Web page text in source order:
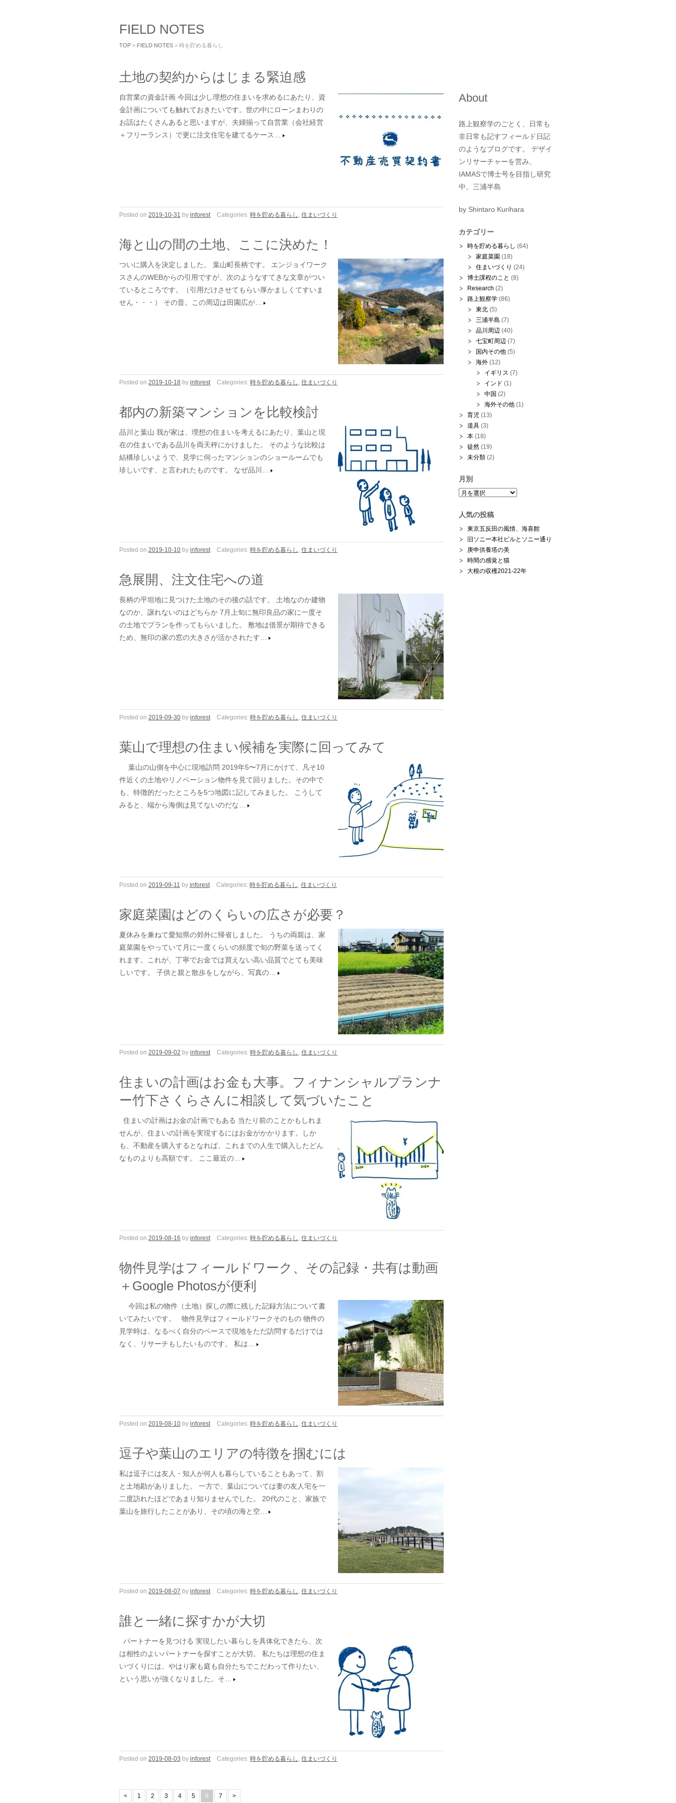
FIELD NOTES
TOP > FIELD NOTES > 時を貯める暮らし
土地の契約からはじまる緊迫感
自営業の資金計画 今回は少し理想の住まいを求めるにあたり、資
金計画についても触れておきたいです。世の中にローンまわりの
お話はたくさんあると思いますが、夫婦揃って自営業（会社経営
＋フリーランス）で更に注文住宅を建てるケース…
Posted on 2019-10-31 by inforest Categories: 時を貯める暮らし , 住まいづくり
海と山の間の土地、ここに決めた！
ついに購入を決定しました。 葉山町長柄です。 エンジョイワーク
スさんのWEBからの引用ですが、次のようなすてきな文章がつい
ているところです。（引用だけさせてもらい厚かましくてすいま
せん・・・） その昔。この周辺は田園広が…
Posted on 2019-10-18 by inforest Categories: 時を貯める暮らし , 住まいづくり
都内の新築マンションを比較検討
品川と葉山 我が家は、理想の住まいを考えるにあたり、葉山と現
在の住まいである品川を両天秤にかけました。 そのような比較は
結構珍しいようで、見学に伺ったマンションのショールームでも
珍しいです、と言われたものです。 なぜ品川…
Posted on 2019-10-10 by inforest Categories: 時を貯める暮らし , 住まいづくり
急展開、注文住宅への道
長柄の平坦地に見つけた土地のその後の話です。 土地なのか建物
なのか、譲れないのはどちらか 7月上旬に無印良品の家に一度そ
の土地でプランを作ってもらいました。 敷地は借景が期待できる
ため、無印の家の窓の大きさが活かされたす…
Posted on 2019-09-30 by inforest Categories: 時を貯める暮らし , 住まいづくり
葉山で理想の住まい候補を実際に回ってみて
葉山の山側を中心に現地訪問 2019年5〜7月にかけて、凡そ10
件近くの土地やリノベーション物件を見て回りました。その中で
も、特徴的だったところを5つ地図に記してみました。 こうして
みると、端から海側は見てないのだな…
Posted on 2019-09-11 by inforest Categories: 時を貯める暮らし , 住まいづくり
家庭菜園はどのくらいの広さが必要？
夏休みを兼ねて愛知県の郊外に帰省しました。 うちの両親は、家
庭菜園をやっていて月に一度くらいの頻度で旬の野菜を送ってく
れます。これが、丁寧でお金では買えない高い品質でとても美味
しいです。 子供と親と散歩をしながら、写真の…
Posted on 2019-09-02 by inforest Categories: 時を貯める暮らし , 住まいづくり
住まいの計画はお金も大事。フィナンシャルプランナ
ー竹下さくらさんに相談して気づいたこと
住まいの計画はお金の計画でもある 当たり前のことかもしれま
せんが、住まいの計画を実現するにはお金がかかります。しか
も、不動産を購入するとなれば、これまでの人生で購入したどん
なものよりも高額です。 ここ最近の…
Posted on 2019-08-16 by inforest Categories: 時を貯める暮らし , 住まいづくり
物件見学はフィールドワーク、その記録・共有は動画
＋Google Photosが便利
今回は私の物件（土地）探しの際に残した記録方法について書
いてみたいです。 物件見学はフィールドワークそのもの 物件の
見学時は、なるべく自分のペースで現地をただ訪問するだけでは
なく、リサーチもしたいものです。 私は…
Posted on 2019-08-10 by inforest Categories: 時を貯める暮らし , 住まいづくり
逗子や葉山のエリアの特徴を掴むには
私は逗子には友人・知人が何人も暮らしていることもあって、割
と土地勘がありました。 一方で、葉山については妻の友人宅を一
二度訪れたほどであまり知りませんでした。 20代のこと、家族で
葉山を旅行したことがあり、その頃の海と空…
Posted on 2019-08-07 by inforest Categories: 時を貯める暮らし , 住まいづくり
誰と一緒に探すかが大切
パートナーを見つける 実現したい暮らしを具体化できたら、次
は相性のよいパートナーを探すことが大切。 私たちは理想の住ま
いづくりには、やはり家も庭も自分たちでこだわって作りたい、
という思いが強くなりました。そ…
Posted on 2019-08-03 by inforest Categories: 時を貯める暮らし , 住まいづくり
< 1 2 3 4 5 6 7 >
About
路上観察学のごとく、日常も
非日常も記すフィールド日記
のようなブログです。 デザイ
ンリサーチャーを営み、
IAMASで博士号を目指し研究
中。三浦半島
by Shintaro Kurihara
カテゴリー
時を貯める暮らし (64)
家庭菜園 (18)
住まいづくり (24)
博士課程のこと (8)
Research (2)
路上観察学 (86)
東北 (5)
三浦半島 (7)
品川周辺 (40)
七宝町周辺 (7)
国内その他 (5)
海外 (12)
イギリス (7)
インド (1)
中国 (2)
海外その他 (1)
育児 (13)
道具 (3)
本 (18)
徒然 (19)
未分類 (2)
月別
月
人気の投稿
東京五反田の風情、海喜館
旧ソニー本社ビルとソニー通り
庚申供養塔の美
時間の感覚と猫
大根の収穫2021-22年